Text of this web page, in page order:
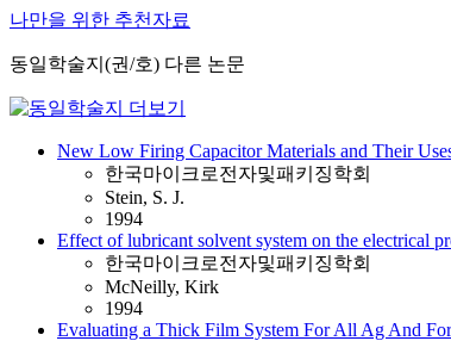
나만을 위한 추천자료
동일학술지(권/호) 다른 논문
New Low Firing Capacitor Materials and Their
한국마이크로전자및패키징학회
Stein, S. J.
1994
Effect of lubricant solvent system on the electrical
한국마이크로전자및패키징학회
McNeilly, Kirk
1994
Evaluating a Thick Film System For All Ag And